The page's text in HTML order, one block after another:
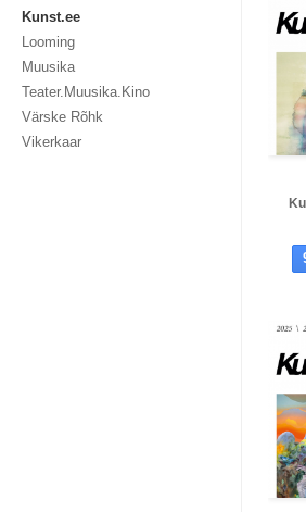
Kunst.ee
Looming
Muusika
Teater.Muusika.Kino
Värske Rõhk
Vikerkaar